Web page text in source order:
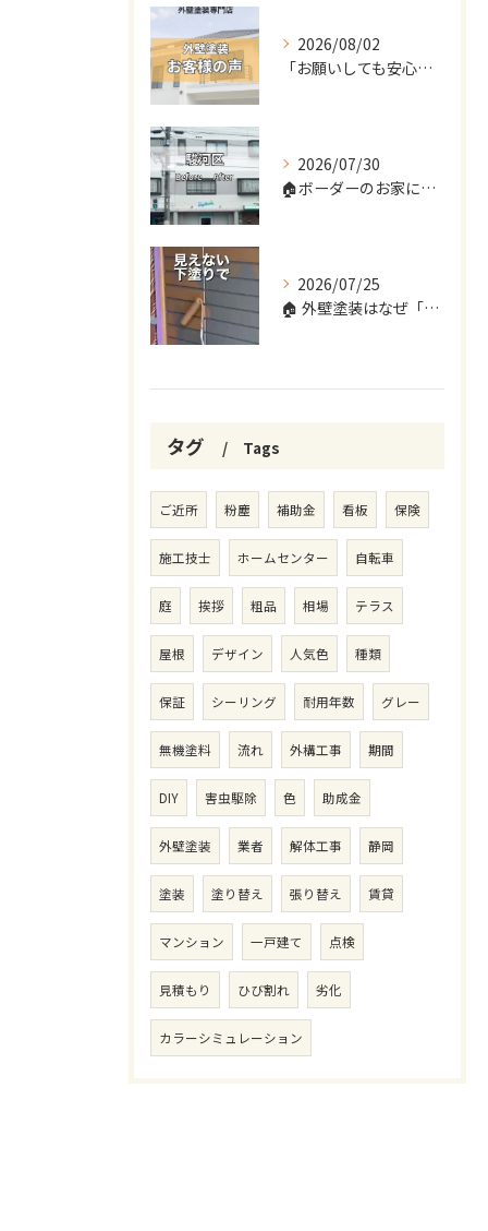
2026/08/02
「お願いしても安心だと確信しました。
2026/07/30
🏠ボーダーのお家に変身しました✨
2026/07/25
🏠 外壁塗装はなぜ「3回塗り」が必要？
タグ Tags
ご近所 粉塵 補助金 看板 保険
施工技士 ホームセンター 自転車
庭 挨拶 粗品 相場 テラス
屋根 デザイン 人気色 種類
保証 シーリング 耐用年数 グレー
無機塗料 流れ 外構工事 期間
DIY 害虫駆除 色 助成金
外壁塗装 業者 解体工事 静岡
塗装 塗り替え 張り替え 賃貸
マンション 一戸建て 点検
見積もり ひび割れ 劣化
カラーシミュレーション